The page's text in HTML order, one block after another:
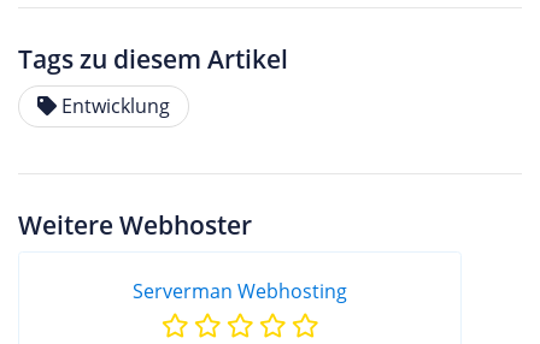
Tags zu diesem Artikel
Entwicklung
Weitere Webhoster
Serverman Webhosting